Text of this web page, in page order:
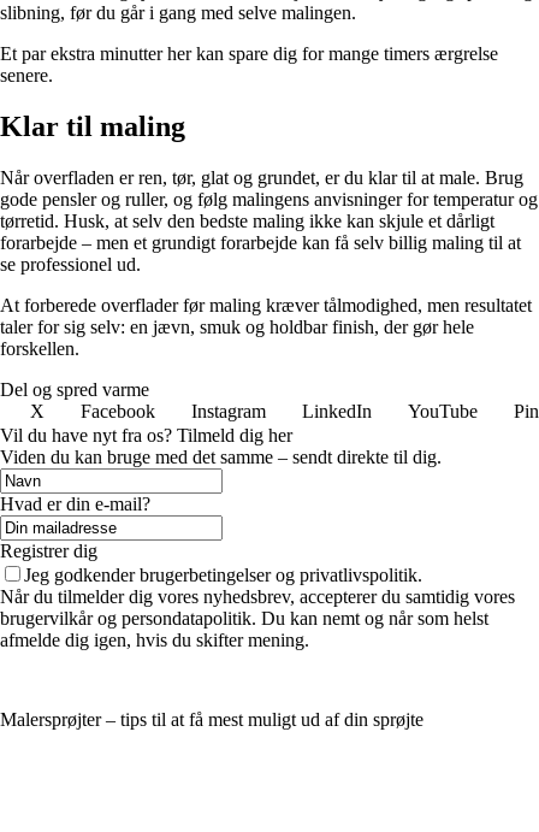
slibning, før du går i gang med selve malingen.
Et par ekstra minutter her kan spare dig for mange timers ærgrelse
senere.
Klar til maling
Når overfladen er ren, tør, glat og grundet, er du klar til at male. Brug
gode pensler og ruller, og følg malingens anvisninger for temperatur og
tørretid. Husk, at selv den bedste maling ikke kan skjule et dårligt
forarbejde – men et grundigt forarbejde kan få selv billig maling til at
se professionel ud.
At forberede overflader før maling kræver tålmodighed, men resultatet
taler for sig selv: en jævn, smuk og holdbar finish, der gør hele
forskellen.
Del og spred varme
X
Facebook Instagram LinkedIn YouTube
Vil du have nyt fra os? Tilmeld dig her
Viden du kan bruge med det samme – sendt direkte til dig.
Hvad er din e-mail?
Registrer dig
Jeg godkender brugerbetingelser og privatlivspolitik.
Når du tilmelder dig vores nyhedsbrev, accepterer du samtidig vores
brugervilkår og persondatapolitik. Du kan nemt og når som helst
afmelde dig igen, hvis du skifter mening.
Malersprøjter – tips til at få mest muligt ud af din sprøjte